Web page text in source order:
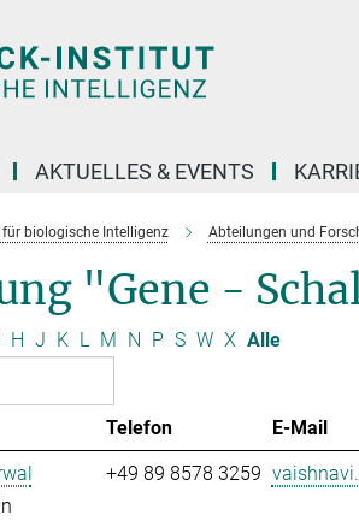
AKTUELLES & EVENTS
biologische Intelligenz Abteilungen und
"Gene -
H J K L M N P S W X Alle
Telefon E-Mail
+49 89 8578 3259